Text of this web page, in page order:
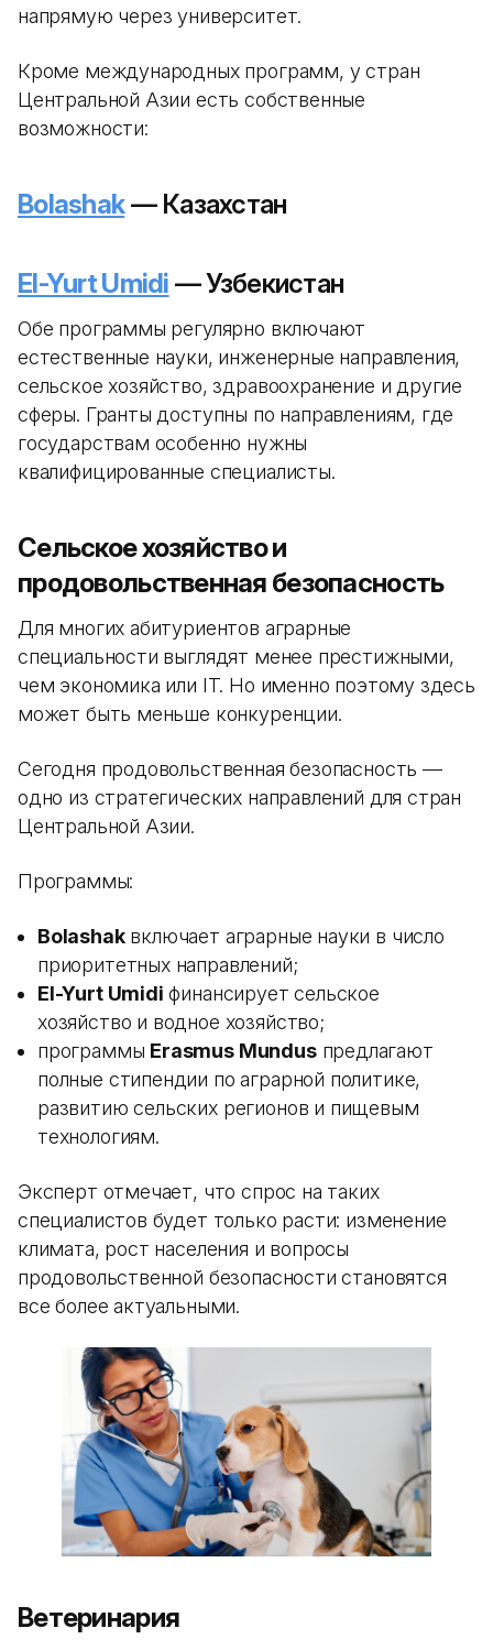
напрямую через университет.
Кроме международных программ, у стран
Центральной Азии есть собственные
возможности:
Bolashak— Казахстан
El-Yurt Umidi — Узбекистан
Обе программы регулярно включают
естественные науки, инженерные направления,
сельское хозяйство, здравоохранение и другие
сферы. Гранты доступны по направлениям, где
государствам особенно нужны
квалифицированные специалисты.
Сельское хозяйство и
продовольственная безопасность
Для многих абитуриентов аграрные
специальности выглядят менее престижными,
чем экономика или IT. Но именно поэтому здесь
может быть меньше конкуренции.
Сегодня продовольственная безопасность —
одно из стратегических направлений для стран
Центральной Азии.
Программы:
Bolashakвключает аграрные науки в число
приоритетных направлений;
El-Yurt Umidi финансирует сельское
хозяйство и водное хозяйство;
программы Erasmus Mundusпредлагают
полные стипендии по аграрной политике,
развитию сельских регионов и пищевым
технологиям.
Эксперт отмечает, что спрос на таких
специалистов будет только расти: изменение
климата, рост населения и вопросы
продовольственной безопасности становятся
все более актуальными.
Ветеринария